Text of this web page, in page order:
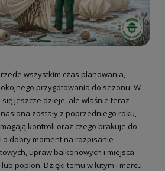
wszystkim czas planowania,
przygotowania do sezonu. W
jeszcze dzieje, ale właśnie teraz
zostały z poprzedniego roku,
kontroli oraz czego brakuje do
dobry moment na rozpisanie
upraw balkonowych i miejsca
poplon. Dzięki temu w lutym i marcu